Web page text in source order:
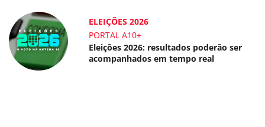
ELEIÇÕES 2026
PORTAL A10+
Eleições 2026: resultados poderão ser
acompanhados em tempo real